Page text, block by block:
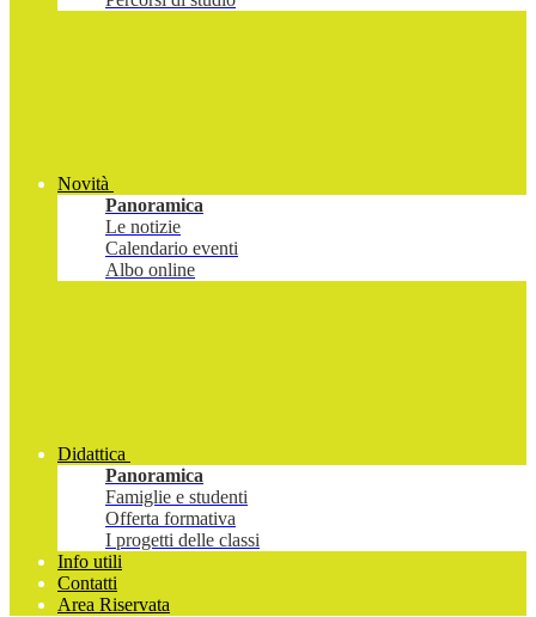
Novità
Panoramica
Le notizie
Calendario eventi
Albo online
Didattica
Panoramica
Famiglie e studenti
Offerta formativa
I progetti delle classi
Info utili
Contatti
Area Riservata